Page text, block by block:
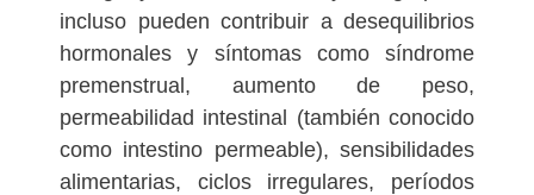
incluso pueden contribuir a desequilibrios
hormonales y síntomas como síndrome
premenstrual, aumento de peso,
permeabilidad intestinal (también conocido
como intestino permeable), sensibilidades
alimentarias, ciclos irregulares, períodos